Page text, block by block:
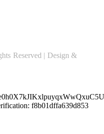
Reserved | Design &
f8b01dffa639d853